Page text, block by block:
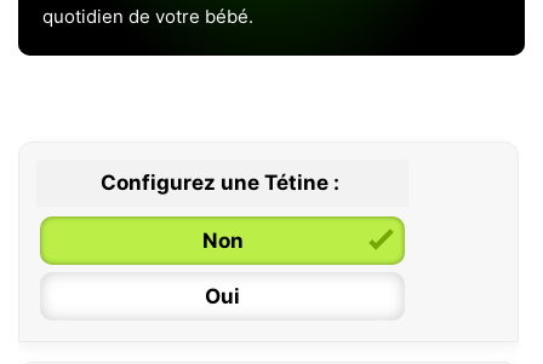
quotidien de votre bébé.
Configurez une Tétine :
Non
Oui